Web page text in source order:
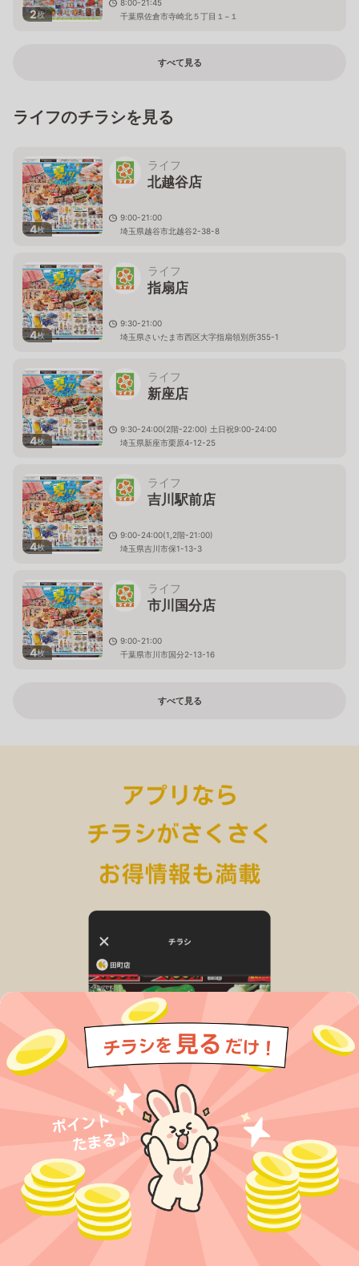
2枚
8:00-21:45
千葉県佐倉市寺崎北５丁目１−１
すべて見る
ライフのチラシを見る
4枚
ライフ
北越谷店
9:00-21:00
埼玉県越谷市北越谷2-38-8
4枚
ライフ
指扇店
9:30-21:00
埼玉県さいたま市西区大字指扇領別所355-1
4枚
ライフ
新座店
9:30-24:00(2階-22:00) 土日祝9:00-24:00
埼玉県新座市栗原4-12-25
4枚
ライフ
吉川駅前店
9:00-24:00(1,2階-21:00)
埼玉県吉川市保1-13-3
4枚
ライフ
市川国分店
9:00-21:00
千葉県市川市国分2-13-16
すべて見る